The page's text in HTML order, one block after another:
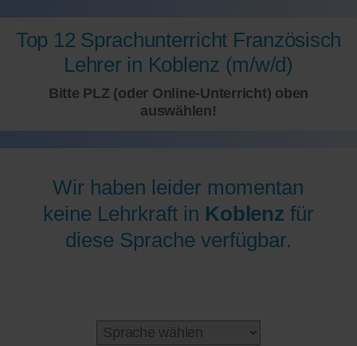
Top 12 Sprachunterricht Französisch
Lehrer in Koblenz (m/w/d)
Bitte PLZ (oder Online-Unterricht) oben
auswählen!
Wir haben leider momentan
keine Lehrkraft in Koblenz für
diese Sprache verfügbar.